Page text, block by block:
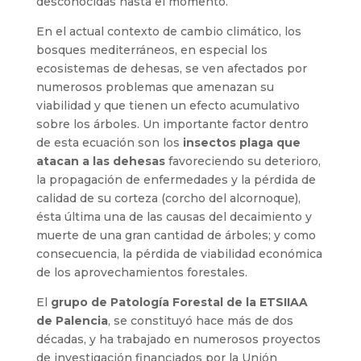
En el actual contexto de cambio climático, los
bosques mediterráneos, en especial los
ecosistemas de dehesas, se ven afectados por
numerosos problemas que amenazan su
viabilidad y que tienen un efecto acumulativo
sobre los árboles. Un importante factor dentro
de esta ecuación son los insectos plaga que
atacan a las dehesasfavoreciendo su deterioro,
la propagación de enfermedades y la pérdida de
calidad de su corteza (corcho del alcornoque),
ésta última una de las causas del decaimiento y
muerte de una gran cantidad de árboles; y como
consecuencia, la pérdida de viabilidad económica
de los aprovechamientos forestales.
El grupo de Patología Forestal de la ETSIIAA
de Palencia, se constituyó hace más de dos
décadas, y ha trabajado en numerosos proyectos
de investigación financiados por la Unión